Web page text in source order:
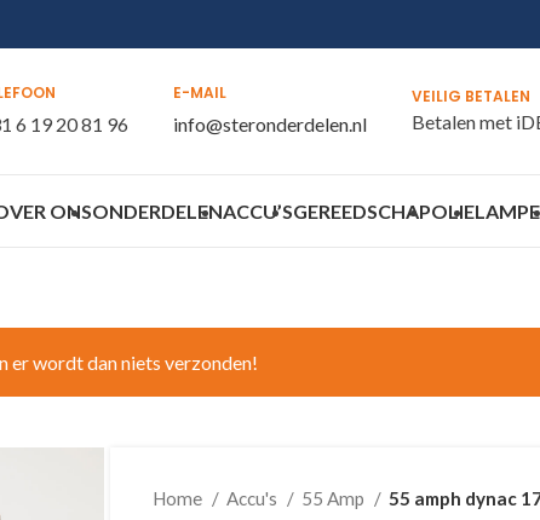
6 19 20 81 96
E-MAIL
info@steronderdelen.nl
VEILIG BETALEN
Betalen met
ONSONDERDELENACCU’SGEREEDSCHAPOLIE
er wordt dan niets verzonden!
Home Accu's 55 Amp 55 amph dynac